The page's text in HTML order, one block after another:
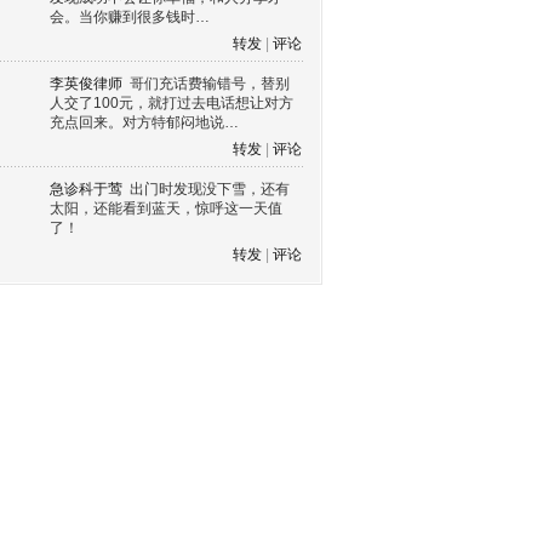
会。当你赚到很多钱时…
转发
评论
李英俊律师 哥们充话费输错号，替别
人交了100元，就打过去电话想让对方
充点回来。对方特郁闷地说…
转发
评论
急诊科于莺 出门时发现没下雪，还有
太阳，还能看到蓝天，惊呼这一天值
了！
转发
评论